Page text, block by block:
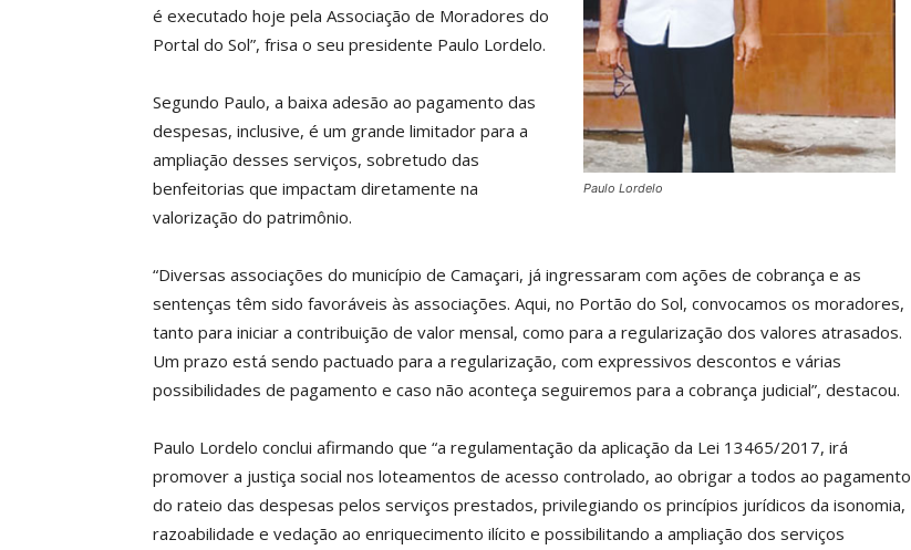
Paulo Lordelo
é executado hoje pela Associação de Moradores do
Portal do Sol”, frisa o seu presidente Paulo Lordelo.
Segundo Paulo, a baixa adesão ao pagamento das
despesas, inclusive, é um grande limitador para a
ampliação desses serviços, sobretudo das
benfeitorias que impactam diretamente na
valorização do patrimônio.
“Diversas associações do município de Camaçari, já ingressaram com ações de cobrança e as
sentenças têm sido favoráveis às associações. Aqui, no Portão do Sol, convocamos os moradores,
tanto para iniciar a contribuição de valor mensal, como para a regularização dos valores atrasados.
Um prazo está sendo pactuado para a regularização, com expressivos descontos e várias
possibilidades de pagamento e caso não aconteça seguiremos para a cobrança judicial”, destacou.
Paulo Lordelo conclui afirmando que “a regulamentação da aplicação da Lei 13465/2017, irá
promover a justiça social nos loteamentos de acesso controlado, ao obrigar a todos ao pagamento
do rateio das despesas pelos serviços prestados, privilegiando os princípios jurídicos da isonomia,
razoabilidade e vedação ao enriquecimento ilícito e possibilitando a ampliação dos serviços